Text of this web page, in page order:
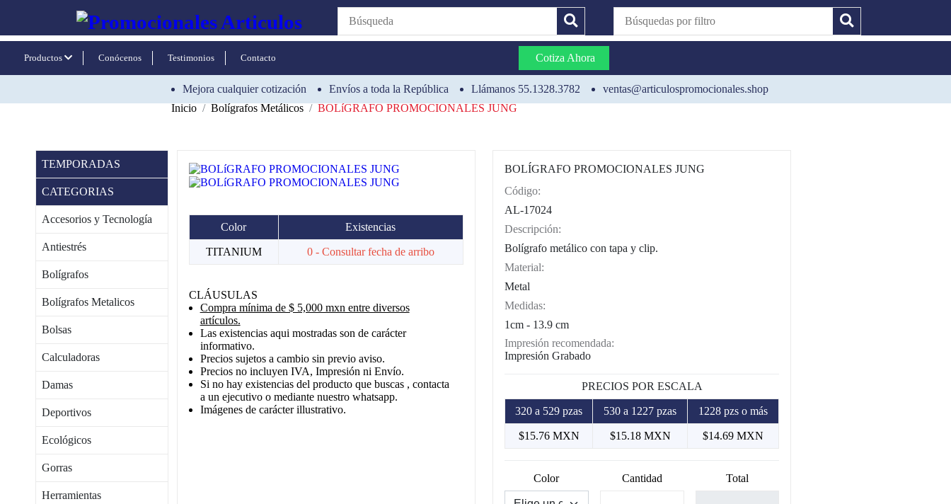
Productos Conócenos Testimonios Contacto Cotiza Ahora
Mejora cualquier cotización Envíos a toda la República Llámanos 55.1328.3782
ventas@articulospromocionales.shop
Inicio
Bolígrafos Metálicos BOLíGRAFO PROMOCIONALES JUNG
TEMPORADAS
CATEGORIAS
Accesorios y Tecnología
Antiestrés
Bolígrafos
Bolígrafos Metalicos
Bolsas
Calculadoras
Damas
Deportivos
Ecológicos
Gorras
Herramientas
Color Existencias
TITANIUM 0 - Consultar fecha de arribo
CLÁUSULAS
Compra mínima de $ 5,000 mxn entre diversos
artículos.
Las existencias aqui mostradas son de carácter
informativo.
Precios sujetos a cambio sin previo aviso.
Precios no incluyen IVA, Impresión ni Envío.
Si no hay existencias del producto que buscas , contacta
a un ejecutivo o mediante nuestro whatsapp.
Imágenes de carácter illustrativo.
BOLÍGRAFO PROMOCIONALES JUNG
Código:
AL-17024
Descripción:
Bolígrafo metálico con tapa y clip.
Material:
Metal
Medidas:
1cm - 13.9 cm
Impresión recomendada:
Impresión Grabado
PRECIOS POR ESCALA
320 a 529 pzas 530 a 1227 pzas 1228 pzs o más
$15.76 MXN $15.18 MXN $14.69 MXN
Color Cantidad Total